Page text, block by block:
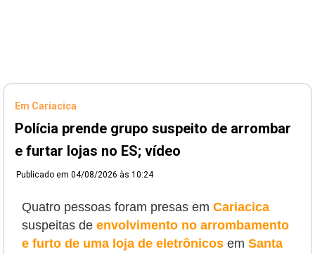
Em Cariacica
Polícia prende grupo suspeito de arrombar
e furtar lojas no ES; vídeo
Publicado em 04/08/2026 às 10:24
Quatro pessoas foram presas em Cariacica
suspeitas de envolvimento no arrombamento
e furto de uma loja de eletrônicos em Santa